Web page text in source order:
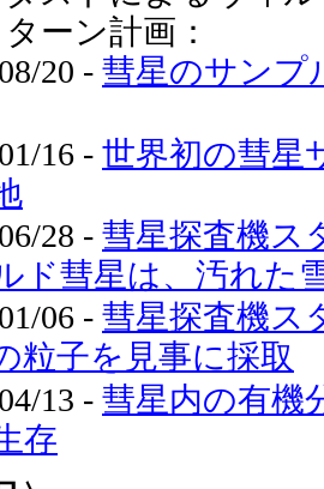
ーン計画：
20 - 彗星のサンプ
16 - 世界初の彗星
28 - 彗星探査機ス
ド彗星は、汚れた
06 - 彗星探査機ス
粒子を見事に採取
13 - 彗星内の有機
存